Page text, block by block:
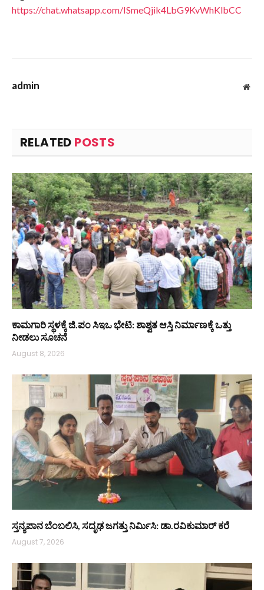
https://chat.whatsapp.com/ISmeQjik4LbG9KvWhKlbCC
admin
RELATED POSTS
ಕಾಮಗಾರಿ ಸ್ಥಳಕ್ಕೆ ಜಿ.ಪಂ ಸಿಇಒ ಭೇಟಿ: ಶಾಶ್ವತ ಆಸ್ತಿ ನಿರ್ಮಾಣಕ್ಕೆ ಒತ್ತು
ನೀಡಲು ಸೂಚನೆ
August 8, 2026
ಸ್ತನ್ಯಪಾನ ಬೆಂಬಲಿಸಿ, ಸದೃಢ ಜಗತ್ತು ನಿರ್ಮಿಸಿ: ಡಾ.ರವಿಕುಮಾರ್ ಕರೆ
August 7, 2026